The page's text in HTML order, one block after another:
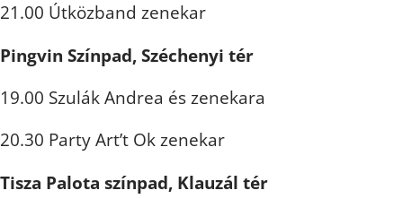
21.00 Útközband zenekar
Pingvin Színpad, Széchenyi tér
19.00 Szulák Andrea és zenekara
20.30 Party Art’t Ok zenekar
Tisza Palota színpad, Klauzál tér